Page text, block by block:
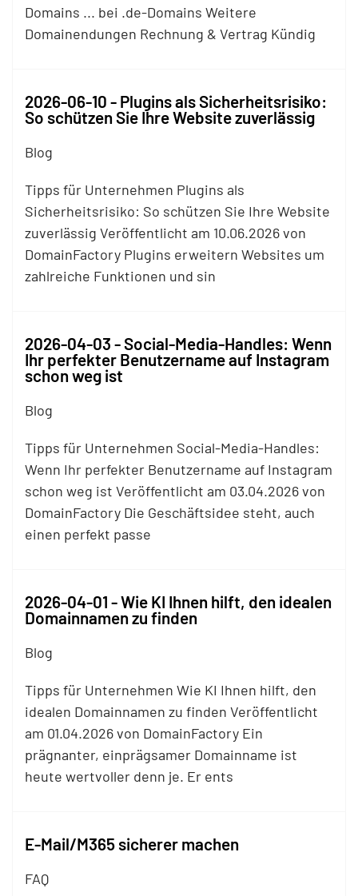
Domains ... bei .de-Domains Weitere
Domainendungen Rechnung & Vertrag Kündig
2026-06-10 - Plugins als Sicherheitsrisiko:
So schützen Sie Ihre Website zuverlässig
Blog
Tipps für Unternehmen Plugins als
Sicherheitsrisiko: So schützen Sie Ihre Website
zuverlässig Veröffentlicht am 10.06.2026 von
DomainFactory Plugins erweitern Websites um
zahlreiche Funktionen und sin
2026-04-03 - Social-Media-Handles: Wenn
Ihr perfekter Benutzername auf Instagram
schon weg ist
Blog
Tipps für Unternehmen Social-Media-Handles:
Wenn Ihr perfekter Benutzername auf Instagram
schon weg ist Veröffentlicht am 03.04.2026 von
DomainFactory Die Geschäftsidee steht, auch
einen perfekt passe
2026-04-01 - Wie KI Ihnen hilft, den idealen
Domainnamen zu finden
Blog
Tipps für Unternehmen Wie KI Ihnen hilft, den
idealen Domainnamen zu finden Veröffentlicht
am 01.04.2026 von DomainFactory Ein
prägnanter, einprägsamer Domainname ist
heute wertvoller denn je. Er ents
E-Mail/M365 sicherer machen
FAQ